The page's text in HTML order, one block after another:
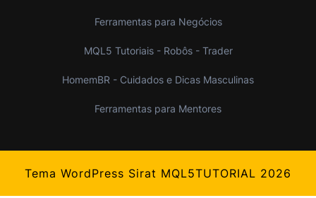
Ferramentas para Negócios
MQL5 Tutoriais - Robôs - Trader
HomemBR - Cuidados e Dicas Masculinas
Ferramentas para Mentores
Tema WordPress Sirat MQL5TUTORIAL 2026